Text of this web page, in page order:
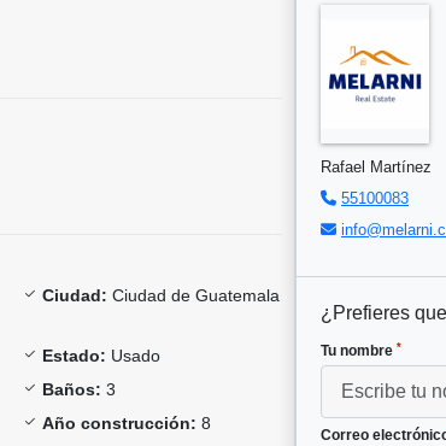
Ciudad: Ciudad de Guatemala
Estado: Usado
Baños: 3
Año construcción: 8
Rafael Martínez
55100083
¿Prefieres
Tu nombre *
Correo